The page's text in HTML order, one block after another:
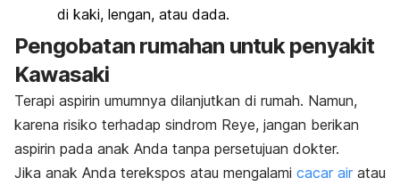
di kaki, lengan, atau dada.
Pengobatan rumahan untuk penyakit
Kawasaki
Terapi aspirin umumnya dilanjutkan di rumah. Namun,
karena risiko terhadap sindrom Reye, jangan berikan
aspirin pada anak Anda tanpa persetujuan dokter.
Jika anak Anda terekspos atau mengalami cacar air atau